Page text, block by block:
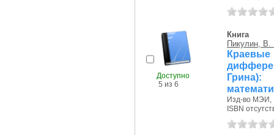
Доступно
5 из 6
Книга
Пикулин, В.
Изд-во МЭИ,
ISBN